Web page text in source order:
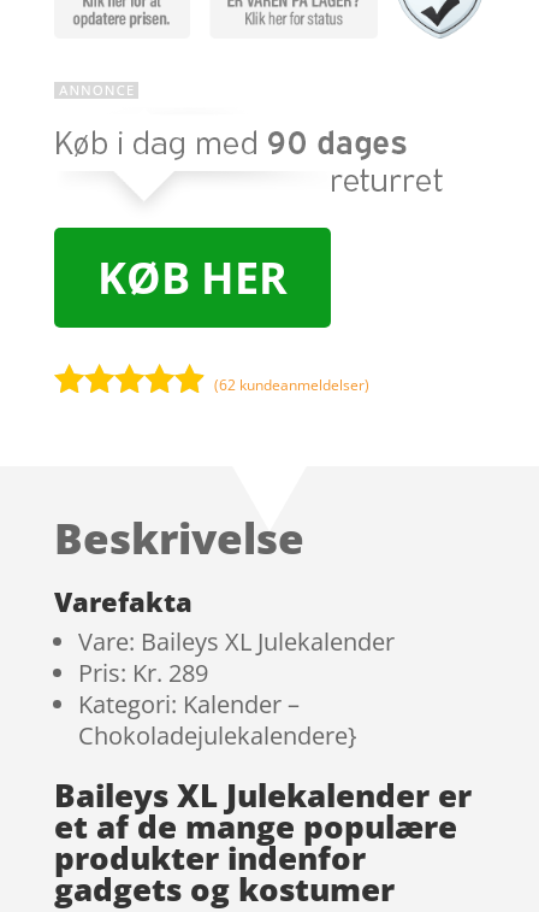
KØB HER
kundebedø
(62 kundeanmeldelser)
Beskrivelse
Varefakta
Vare: Baileys XL Julekalender
Pris: Kr. 289
Kategori: Kalender –
Chokoladejulekalendere}
Baileys XL Julekalender er
et af de mange populære
produkter indenfor
gadgets og kostumer